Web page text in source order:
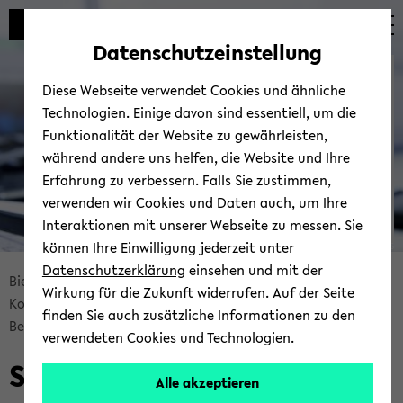
Automatische
vermeiden
zum
wechseln
zum
wechseln
zum
wechseln
Bread­
crumb
über­
sprin­
gen
und
Bie­le­fel­der IT-​Servicezentrum
Ser­vices
Kom­mu­ni­ka­ti­on & Zu­sam­men­ar­beit
Be­ra­tung & Sup­port
Ser­vice Desk
Servicezentrum
© Uni­ver­si­tät Bie­le­feld | BITS
Ser­vice Desk
Datenschutzeinstellung
Diese Webseite verwendet Cookies und ähnliche
Technologien. Einige davon sind essentiell, um die
Funktionalität der Website zu gewährleisten,
während andere uns helfen, die Website und Ihre
Erfahrung zu verbessern. Falls Sie zustimmen,
verwenden wir Cookies und Daten auch, um Ihre
Interaktionen mit unserer Webseite zu messen. Sie
können Ihre Einwilligung jederzeit unter
Datenschutzerklärung einsehen und mit der
Wirkung für die Zukunft widerrufen. Auf der Seite
finden Sie auch zusätzliche Informationen zu den
verwendeten Cookies und Technologien.
Alle akzeptieren